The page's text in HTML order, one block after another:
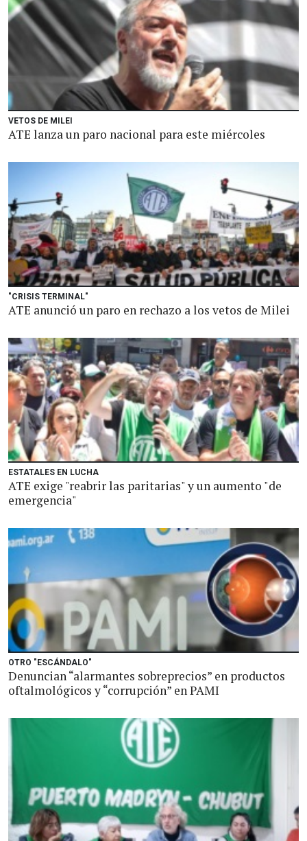
VETOS DE MILEI
ATE lanza un paro nacional para este miércoles
"CRISIS TERMINAL"
ATE anunció un paro en rechazo a los vetos de Milei
ESTATALES EN LUCHA
ATE exige "reabrir las paritarias" y un aumento "de
emergencia"
OTRO "ESCÁNDALO"
Denuncian “alarmantes sobreprecios” en productos
oftalmológicos y “corrupción” en PAMI